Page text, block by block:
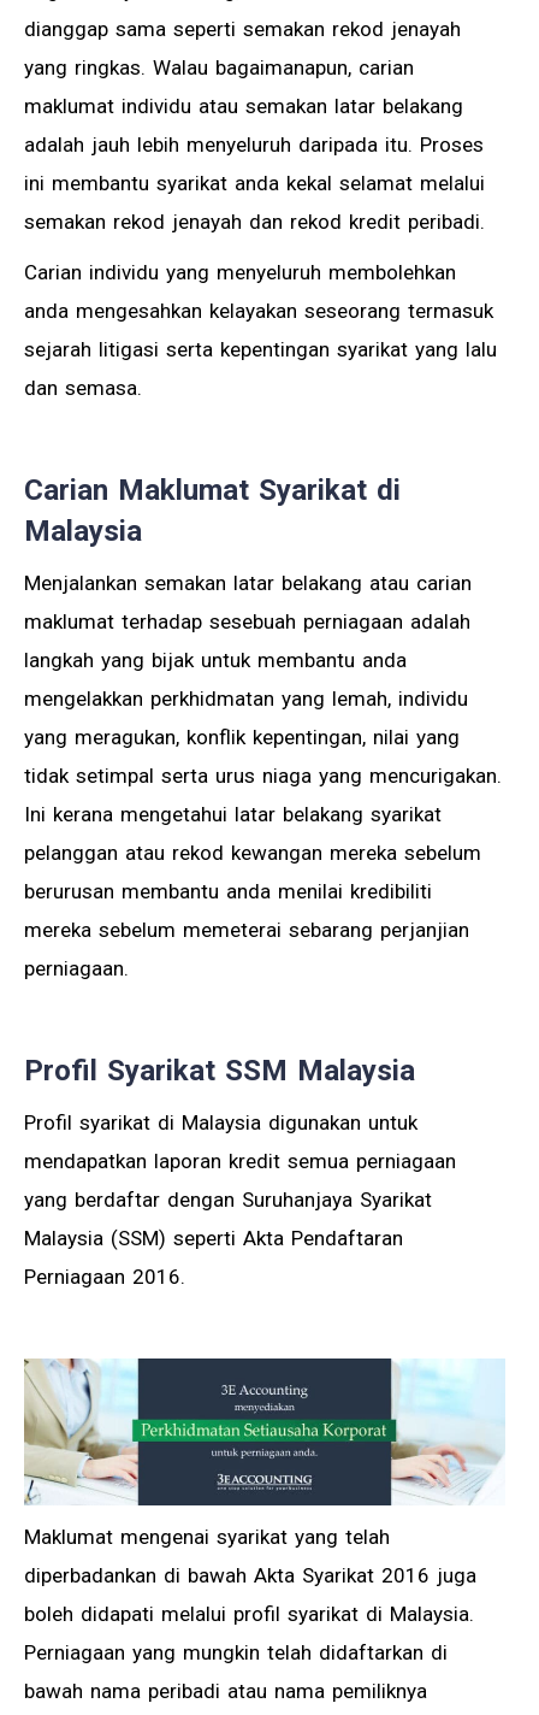
dianggap sama seperti semakan rekod jenayah
yang ringkas. Walau bagaimanapun, carian
maklumat individu atau semakan latar belakang
adalah jauh lebih menyeluruh daripada itu. Proses
ini membantu syarikat anda kekal selamat melalui
semakan rekod jenayah dan rekod kredit peribadi.
Carian individu yang menyeluruh membolehkan
anda mengesahkan kelayakan seseorang termasuk
sejarah litigasi serta kepentingan syarikat yang lalu
dan semasa.
Carian Maklumat Syarikat di
Malaysia
Menjalankan semakan latar belakang atau carian
maklumat terhadap sesebuah perniagaan adalah
langkah yang bijak untuk membantu anda
mengelakkan perkhidmatan yang lemah, individu
yang meragukan, konflik kepentingan, nilai yang
tidak setimpal serta urus niaga yang mencurigakan.
Ini kerana mengetahui latar belakang syarikat
pelanggan atau rekod kewangan mereka sebelum
berurusan membantu anda menilai kredibiliti
mereka sebelum memeterai sebarang perjanjian
perniagaan.
Profil Syarikat SSM Malaysia
Profil syarikat di Malaysia digunakan untuk
mendapatkan laporan kredit semua perniagaan
yang berdaftar dengan Suruhanjaya Syarikat
Malaysia (SSM) seperti Akta Pendaftaran
Perniagaan 2016.
Maklumat mengenai syarikat yang telah
diperbadankan di bawah Akta Syarikat 2016 juga
boleh didapati melalui profil syarikat di Malaysia.
Perniagaan yang mungkin telah didaftarkan di
bawah nama peribadi atau nama pemiliknya